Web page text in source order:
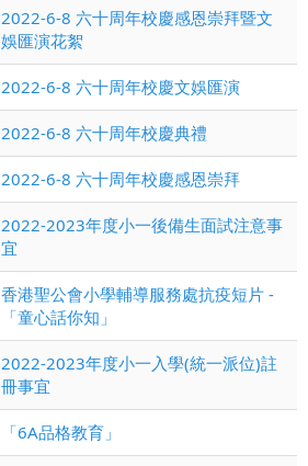
2022-6-8 六十周年校慶感恩崇拜暨文
娛匯演花絮
2022-6-8 六十周年校慶文娛匯演
2022-6-8 六十周年校慶典禮
2022-6-8 六十周年校慶感恩崇拜
2022-2023年度小一後備生面試注意事
宜
香港聖公會小學輔導服務處抗疫短片 -
「童心話你知」
2022-2023年度小一入學(統一派位)註
冊事宜
「6A品格教育」